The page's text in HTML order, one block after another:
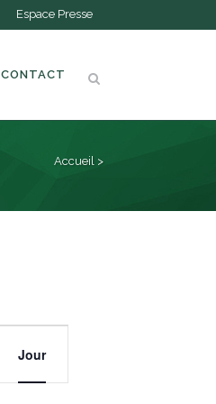
Espace Presse
CONTACT
Accueil >
Jour